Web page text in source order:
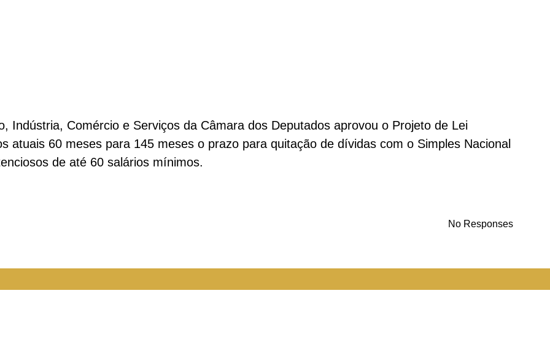
Indústria, Comércio e Serviços da Câmara dos Deputados aprovou o Projeto de Lei
atuais 60 meses para 145 meses o prazo para quitação de dívidas com o Simples Nacional
de até 60 salários mínimos.
No Responses